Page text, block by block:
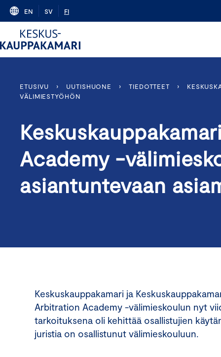
Skip
content
EN SV FI
ETUSIVU › UUTISHUONE › TIEDOTTEET ›
VÄLIMIESTYÖHÖN
Academy -
asiantuntevaan
Keskuskauppakamari ja
Arbitration Academy -välimieskoulun nyt
tarkoituksena oli kehittää osallistujien
juristia on osallistunut välimieskouluun.